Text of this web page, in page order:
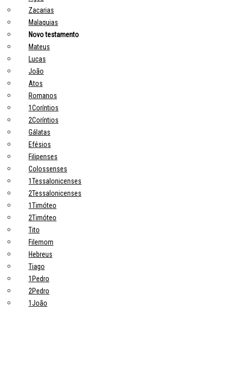
Zacarias
Malaquias
Novo testamento
Mateus
Lucas
João
Atos
Romanos
1Coríntios
2Coríntios
Gálatas
Efésios
Filipenses
Colossenses
1Tessalonicenses
2Tessalonicenses
1Timóteo
2Timóteo
Tito
Filemom
Hebreus
Tiago
1Pedro
2Pedro
1João